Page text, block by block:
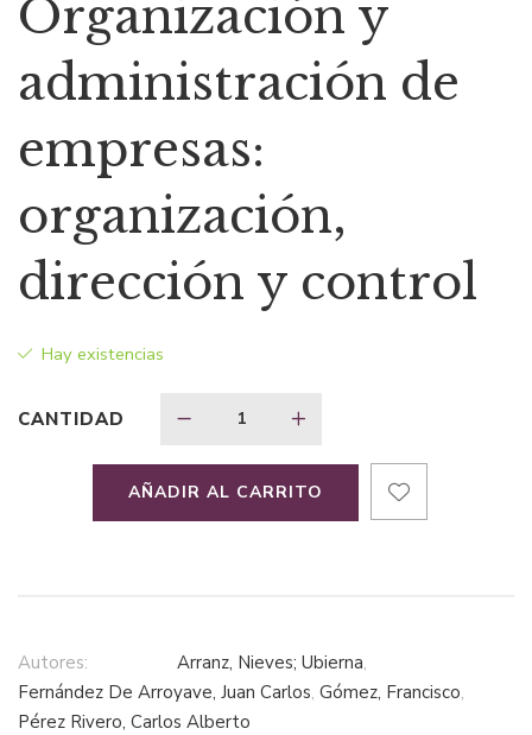
original
era:
$45,54.
actual
es:
$34,16.
Organización y
administración de
empresas:
organización,
dirección y control
Hay existencias
CANTIDAD
AÑADIR AL CARRITO
Autores: Arranz, Nieves; Ubierna,
Fernández De Arroyave, Juan Carlos, Gómez, Francisco,
Pérez Rivero, Carlos Alberto